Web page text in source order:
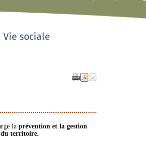
Vie sociale
la prévention et la gestion
du territoire.